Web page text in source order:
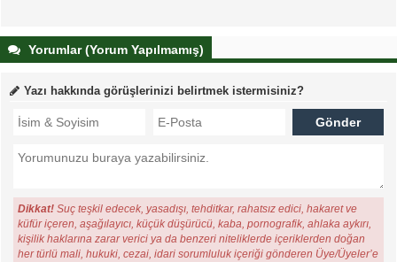
Yorumlar (Yorum Yapılmamış)
Yazı hakkında görüşlerinizi belirtmek istermisiniz?
Dikkat! Suç teşkil edecek, yasadışı, tehditkar, rahatsız edici, hakaret ve
küfür içeren, aşağılayıcı, küçük düşürücü, kaba, pornografik, ahlaka aykırı,
kişilik haklarına zarar verici ya da benzeri niteliklerde içeriklerden doğan
her türlü mali, hukuki, cezai, idari sorumluluk içeriği gönderen Üye/Üyeler’e